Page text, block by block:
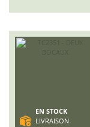
EN STOCK
LIVRAISON